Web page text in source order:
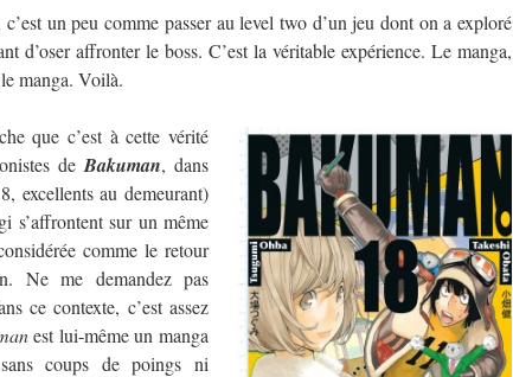
un peu comme passer au level two d’un jeu dont on a exploré
d’oser affronter le boss. C’est la véritable expérience. Le manga,
manga. Voilà.
que c’est à cette vérité
de Bakuman, dans
excellents au demeurant)
sur un même
comme le retour
Ne me demandez pas
ce contexte, c’est assez
est lui-même un manga
coups de poings ni